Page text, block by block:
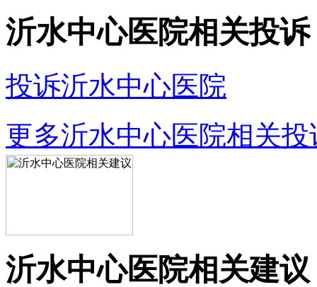
沂水中心医院相关投诉
投诉沂水中心医院
更多沂水中心医院相关投
沂水中心医院相关建议